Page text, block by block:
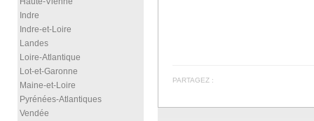
Indre
Indre-et-Loire
Landes
Loire-Atlantique
Lot-et-Garonne
Maine-et-Loire
Pyrénées-Atlantiques
Vendée
PARTAGEZ :